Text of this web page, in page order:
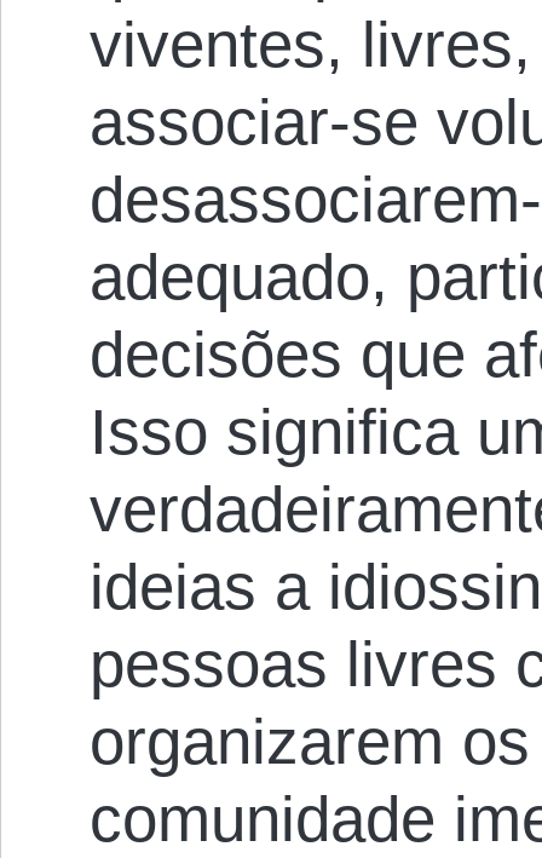
viventes,
associar-se
adequado,
decisões que
Isso significa
ideias a
pessoas livres
organizarem
comunidade